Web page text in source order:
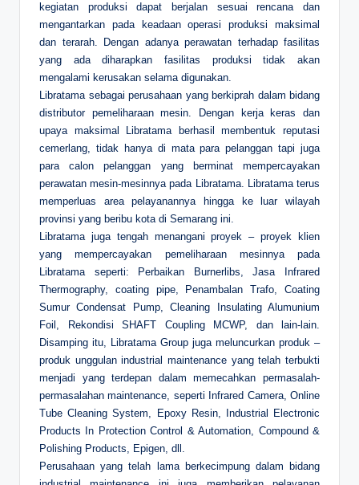
kegiatan produksi dapat berjalan sesuai rencana dan
mengantarkan pada keadaan operasi produksi maksimal
dan terarah. Dengan adanya perawatan terhadap fasilitas
yang ada diharapkan fasilitas produksi tidak akan
mengalami kerusakan selama digunakan.
Libratama sebagai perusahaan yang berkiprah dalam bidang
distributor pemeliharaan mesin. Dengan kerja keras dan
upaya maksimal Libratama berhasil membentuk reputasi
cemerlang, tidak hanya di mata para pelanggan tapi juga
para calon pelanggan yang berminat mempercayakan
perawatan mesin-mesinnya pada Libratama. Libratama terus
memperluas area pelayanannya hingga ke luar wilayah
provinsi yang beribu kota di Semarang ini.
Libratama juga tengah menangani proyek – proyek klien
yang mempercayakan pemeliharaan mesinnya pada
Libratama seperti: Perbaikan Burnerlibs, Jasa Infrared
Thermography, coating pipe, Penambalan Trafo, Coating
Sumur Condensat Pump, Cleaning Insulating Alumunium
Foil, Rekondisi SHAFT Coupling MCWP, dan lain-lain.
Disamping itu, Libratama Group juga meluncurkan produk –
produk unggulan industrial maintenance yang telah terbukti
menjadi yang terdepan dalam memecahkan permasalah-
permasalahan maintenance, seperti Infrared Camera, Online
Tube Cleaning System, Epoxy Resin, Industrial Electronic
Products In Protection Control & Automation, Compound &
Polishing Products, Epigen, dll.
Perusahaan yang telah lama berkecimpung dalam bidang